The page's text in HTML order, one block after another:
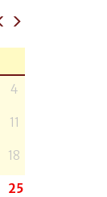
4
11
18
25